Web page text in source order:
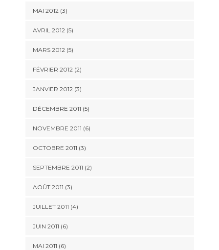
MAI 2012(3)
AVRIL 2012(5)
MARS 2012(5)
FÉVRIER 2012(2)
JANVIER 2012(3)
DÉCEMBRE 2011 (5)
NOVEMBRE 2011 (6)
OCTOBRE 2011 (3)
SEPTEMBRE 2011 (2)
AOÛT 2011 (3)
JUILLET 2011 (4)
JUIN 2011 (6)
MAI 2011 (6)